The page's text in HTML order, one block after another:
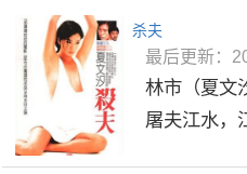
杀夫
最后更新：
林市（夏文
屠夫江水，